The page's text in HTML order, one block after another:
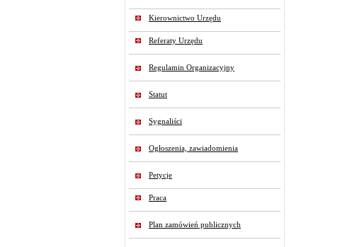
Kierownictwo Urzędu
Referaty Urzędu
Regulamin Organizacyjny
Statut
Sygnaliści
Ogłoszenia, zawiadomienia
Petycje
Praca
Plan zamówień publicznych